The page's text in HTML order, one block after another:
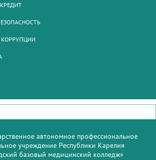
КОРРУПЦИИ
автономное профессиональное
учреждение Республики Карелия
базовый медицинский колледж»